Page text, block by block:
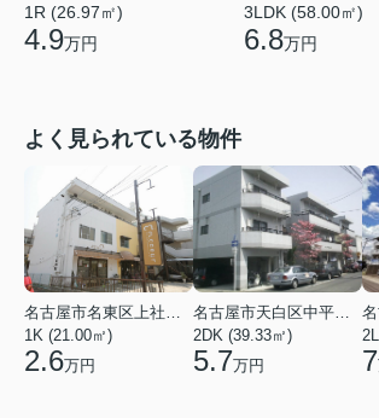
1R (26.97㎡)
4.9万円
3LDK (58.00㎡)
6.8万円
よく見られている物件
1K (21.00㎡)
2.6万円
2DK (39.33㎡)
5.7万円 7